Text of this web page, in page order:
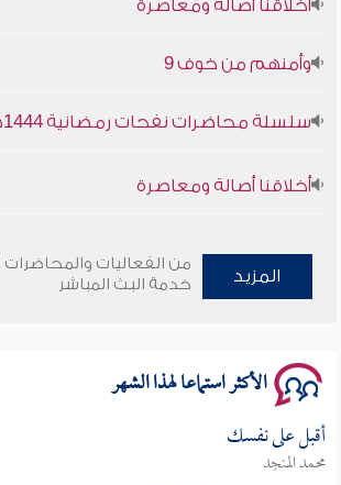
سلسلة محاضرات نفحات رمضانية 1444هـ
المزيد
من الفعاليات والمحاضرات
خدمة البث المباشر
الأكثر استماعا لهذا الشهر
أقبل على نفسك
محمد المنجد